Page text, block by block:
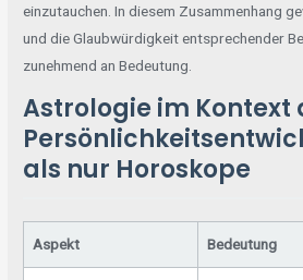
einzutauchen. In diesem Zusammenhang
und die Glaubwürdigkeit entsprechender
zunehmend an Bedeutung.
Astrologie im Kontext
als nur Horoskope
Aspekt Bedeutung